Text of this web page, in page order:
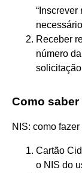
“Inscrever
Receber
número
Como saber
NIS: como
Cartão
o NIS do